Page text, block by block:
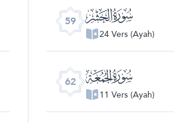
59 ﯨ
24 Vers (Ayah)
62 ﯫ
11 Vers (Ayah)